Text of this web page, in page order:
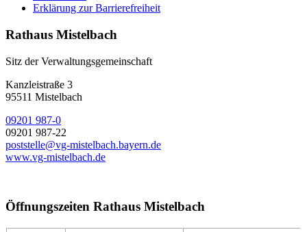
Erklärung zur Barrierefreiheit
Rathaus Mistelbach
Sitz der Verwaltungsgemeinschaft
Kanzleistraße 3
95511 Mistelbach
09201 987-0
09201 987-22
poststelle@vg-mistelbach.bayern.de
www.vg-mistelbach.de
Öffnungszeiten Rathaus Mistelbach